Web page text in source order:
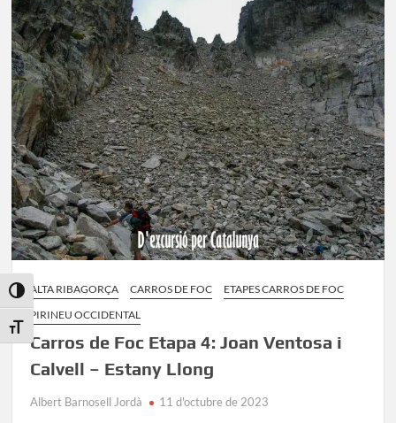
Toggle High Contrast
Toggle Font size
3:
Restanca
–
Joan
Ventosa
i
Calvell
ALTA RIBAGORÇA CARROS DE FOC
ETAPES CARROS DE FOC
PIRINEU OCCIDENTAL
Carros de Foc Etapa 4: Joan Ventosa i
Calvell – Estany Llong
Albert Barnosell Jordà 11 d'octubre de 2023